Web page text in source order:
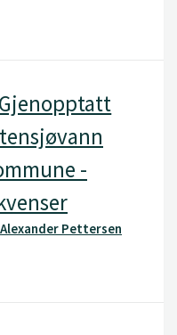
Gjenopptatt
-
Pettersen